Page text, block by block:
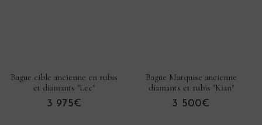
Bague cible ancienne en rubis
et diamants "Lee"
3 975€
Bague Marquise ancienne
diamants et rubis "Kian"
3 500€